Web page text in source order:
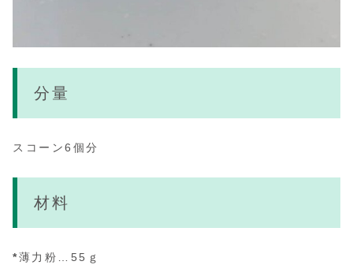
分量
スコーン6個分
材料
*薄力粉…55ｇ